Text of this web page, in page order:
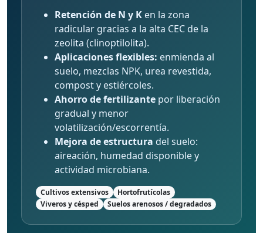
Retención de N y K en la zona
radicular gracias a la alta CEC de la
zeolita (clinoptilolita).
Aplicaciones flexibles: enmienda al
suelo, mezclas NPK, urea revestida,
compost y estiércoles.
Ahorro de fertilizante por liberación
gradual y menor
volatilización/escorrentía.
Mejora de estructura del suelo:
aireación, humedad disponible y
actividad microbiana.
Cultivos extensivos
Hortofrutícolas
Viveros y césped
Suelos arenosos / degradados